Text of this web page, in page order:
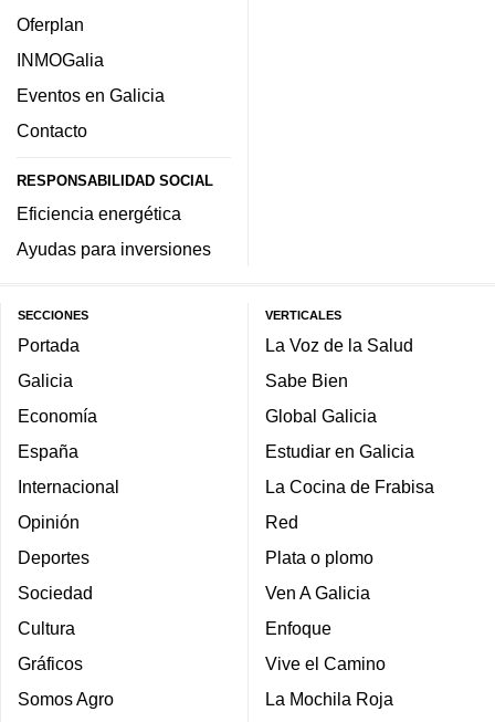
Oferplan
INMOGalia
Eventos en Galicia
Contacto
RESPONSABILIDAD SOCIAL
Eficiencia energética
Ayudas para inversiones
SECCIONES
Portada
Galicia
Economía
España
Internacional
Opinión
Deportes
Sociedad
Cultura
Gráficos
Somos Agro
VERTICALES
La Voz de la Salud
Sabe Bien
Global Galicia
Estudiar en Galicia
La Cocina de Frabisa
Red
Plata o plomo
Ven A Galicia
Enfoque
Vive el Camino
La Mochila Roja